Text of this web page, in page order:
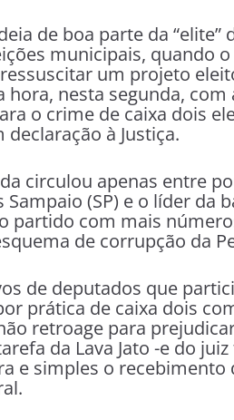
de boa parte da
municipais, quando
um projeto
hora, nesta segunda,
o crime de caixa dois
à Justiça.
circulou apenas entre
Sampaio (SP) e o líder da
o partido com mais
de corrupção da
de deputados que
prática de caixa dois
retroage para
da Lava Jato -e do
e simples o recebimento